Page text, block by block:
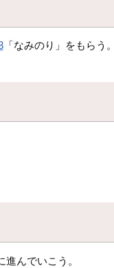
「なみのり」をもらう。
んでいこう。